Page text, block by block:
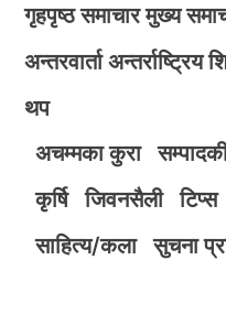
गृहपृष्ठ समाचार मुख्य
अन्तरवार्ता अन्तर्राष्ट्रिय
थप
अचम्मका कुरा
कृर्षि
जिवनसैली टिप्स
साहित्य/कला
सुचना